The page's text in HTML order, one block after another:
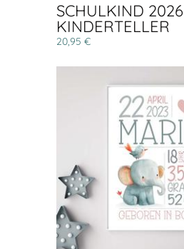
SCHULKIND 2026
KINDERTELLER
20,95 €